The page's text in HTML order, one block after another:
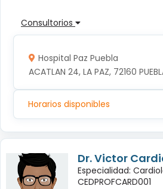
Consultorios
Hospital Paz Puebla
ACATLAN 24, LA PAZ, 72160
Horarios disponibles
Dr. Victor
Especialidad:
CEDPROFCARD001